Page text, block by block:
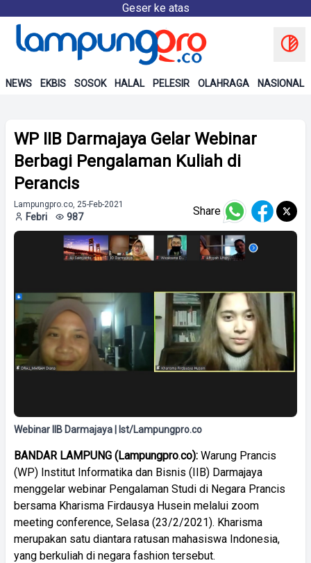
Geser ke atas
NEWS EKBIS SOSOK HALAL PELESIR OLAHRAGA NASIONAL
WP IIB Darmajaya Gelar Webinar
Berbagi Pengalaman Kuliah di
Perancis
Lampungpro.co, 25-Feb-2021
Febri 987 Share
Webinar IIB Darmajaya | Ist/Lampungpro.co
BANDAR LAMPUNG (Lampungpro.co): Warung Prancis
(WP) Institut Informatika dan Bisnis (IIB) Darmajaya
menggelar webinar Pengalaman Studi di Negara Prancis
bersama Kharisma Firdausya Husein melalui zoom
meeting conference, Selasa (23/2/2021). Kharisma
merupakan satu diantara ratusan mahasiswa Indonesia,
yang berkuliah di negara fashion tersebut.